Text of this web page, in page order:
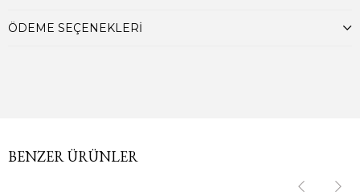
ÖDEME SEÇENEKLERI
BENZER ÜRÜNLER